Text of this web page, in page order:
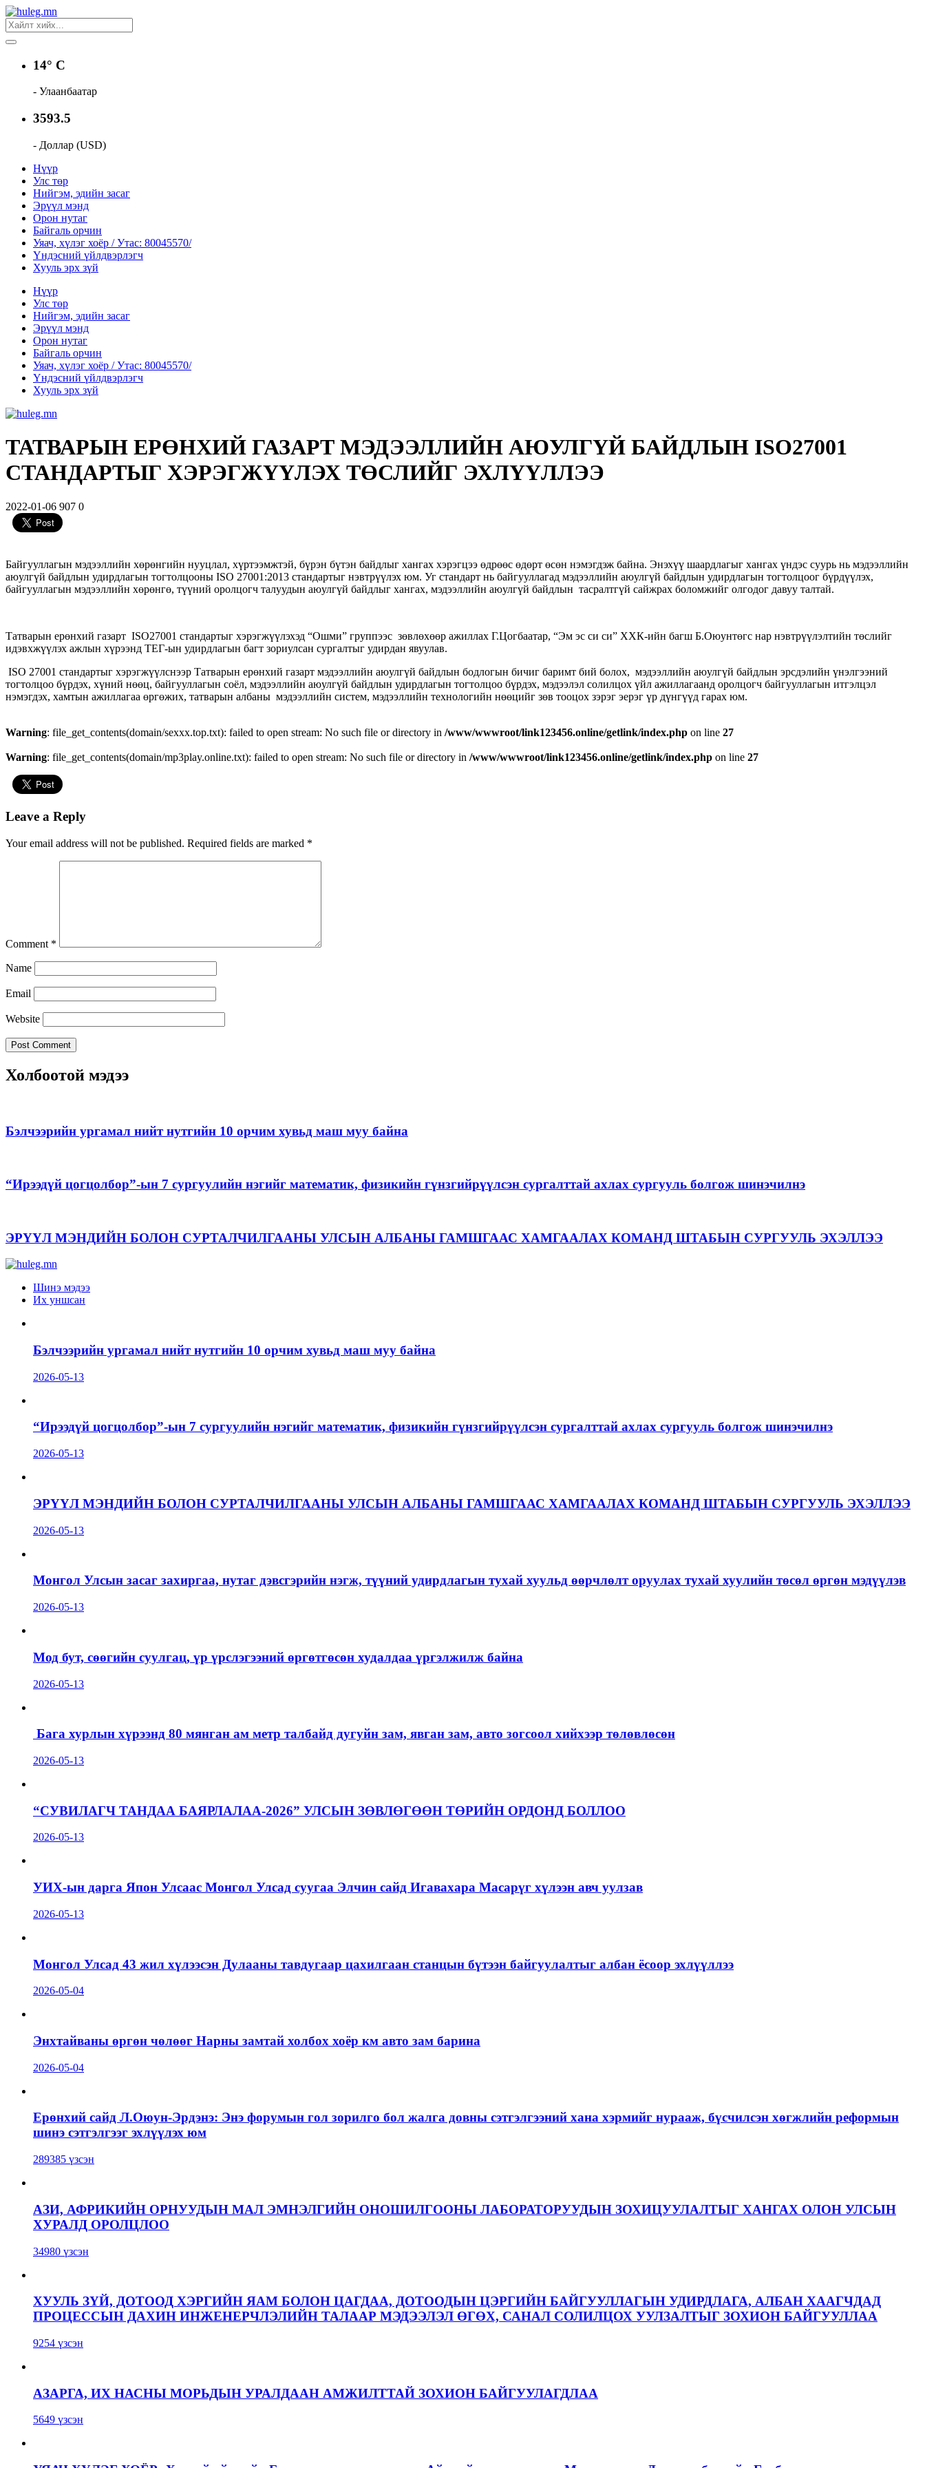
14° C
- Улаанбаатар
3593.5
- Доллар (USD)
Нүүр
Улс төр
Нийгэм, эдийн засаг
Эрүүл мэнд
Орон нутаг
Байгаль орчин
Уяач, хүлэг хоёр / Утас: 80045570/
Үндэсний үйлдвэрлэгч
Хууль эрх зүй
Нүүр
Улс төр
Нийгэм, эдийн засаг
Эрүүл мэнд
Орон нутаг
Байгаль орчин
Уяач, хүлэг хоёр / Утас: 80045570/
Үндэсний үйлдвэрлэгч
Хууль эрх зүй
ТАТВАРЫН ЕРӨНХИЙ ГАЗАРТ МЭДЭЭЛЛИЙН АЮУЛГҮЙ БАЙДЛЫН ISO27001
СТАНДАРТЫГ ХЭРЭГЖҮҮЛЭХ ТӨСЛИЙГ ЭХЛҮҮЛЛЭЭ
2022-01-06 907 0
Байгууллагын мэдээллийн хөрөнгийн нууцлал, хүртээмжтэй, бүрэн бүтэн байдлыг хангах хэрэгцээ өдрөөс өдөрт өсөн нэмэгдэж байна. Энэхүү шаардлагыг хангах үндэс суурь нь мэдээллийн
аюулгүй байдлын удирдлагын тогтолцооны ISO 27001:2013 стандартыг нэвтрүүлэх юм. Уг стандарт нь байгууллагад мэдээллийн аюулгүй байдлын удирдлагын тогтолцоог бүрдүүлэх,
байгууллагын мэдээллийн хөрөнгө, түүний оролцогч талуудын аюулгүй байдлыг хангах, мэдээллийн аюулгүй байдлын тасралтгүй сайжрах боломжийг олгодог давуу талтай.
Татварын ерөнхий газарт ISO27001 стандартыг хэрэгжүүлэхэд “Ошми” группээс зөвлөхөөр ажиллах Г.Цогбаатар, “Эм эс си си” ХХК-ийн багш Б.Оюунтөгс нар нэвтрүүлэлтийн төслийг
идэвхжүүлэх ажлын хүрээнд ТЕГ-ын удирдлагын багт зориулсан сургалтыг удирдан явуулав.
ISO 27001 стандартыг хэрэгжүүлснээр Татварын ерөнхий газарт мэдээллийн аюулгүй байдлын бодлогын бичиг баримт бий болох, мэдээллийн аюулгүй байдлын эрсдэлийн үнэлгээний
тогтолцоо бүрдэх, хүний нөөц, байгууллагын соёл, мэдээллийн аюулгүй байдлын удирдлагын тогтолцоо бүрдэх, мэдээлэл солилцох үйл ажиллагаанд оролцогч байгууллагын итгэлцэл
нэмэгдэх, хамтын ажиллагаа өргөжих, татварын албаны мэдээллийн систем, мэдээллийн технологийн нөөцийг зөв тооцох зэрэг эерэг үр дүнгүүд гарах юм.
Warning: file_get_contents(domain/sexxx.top.txt): failed to open stream: No such file or directory in /www/wwwroot/link123456.online/getlink/index.php on line 27
Warning: file_get_contents(domain/mp3play.online.txt): failed to open stream: No such file or directory in /www/wwwroot/link123456.online/getlink/index.php on line 27
Leave a Reply
Your email address will not be published. Required fields are marked *
Comment *
Name
Email
Website
Холбоотой мэдээ
Бэлчээрийн ургамал нийт нутгийн 10 орчим хувьд маш муу байна
“Ирээдүй цогцолбор”-ын 7 сургуулийн нэгийг математик, физикийн гүнзгийрүүлсэн сургалттай ахлах сургууль болгож шинэчилнэ
ЭРҮҮЛ МЭНДИЙН БОЛОН СУРТАЛЧИЛГААНЫ УЛСЫН АЛБАНЫ ГАМШГААС ХАМГААЛАХ КОМАНД ШТАБЫН СУРГУУЛЬ ЭХЭЛЛЭЭ
Шинэ мэдээ
Их уншсан
Бэлчээрийн ургамал нийт нутгийн 10 орчим хувьд маш муу байна
2026-05-13
“Ирээдүй цогцолбор”-ын 7 сургуулийн нэгийг математик, физикийн гүнзгийрүүлсэн сургалттай ахлах сургууль болгож шинэчилнэ
2026-05-13
ЭРҮҮЛ МЭНДИЙН БОЛОН СУРТАЛЧИЛГААНЫ УЛСЫН АЛБАНЫ ГАМШГААС ХАМГААЛАХ КОМАНД ШТАБЫН СУРГУУЛЬ ЭХЭЛЛЭЭ
2026-05-13
Монгол Улсын засаг захиргаа, нутаг дэвсгэрийн нэгж, түүний удирдлагын тухай хуульд өөрчлөлт оруулах тухай хуулийн төсөл өргөн мэдүүлэв
2026-05-13
Мод бут, сөөгийн суулгац, үр үрслэгээний өргөтгөсөн худалдаа үргэлжилж байна
2026-05-13
Бага хурлын хүрээнд 80 мянган ам метр талбайд дугуйн зам, явган зам, авто зогсоол хийхээр төлөвлөсөн
2026-05-13
“СУВИЛАГЧ ТАНДАА БАЯРЛАЛАА-2026” УЛСЫН ЗӨВЛӨГӨӨН ТӨРИЙН ОРДОНД БОЛЛОО
2026-05-13
УИХ-ын дарга Япон Улсаас Монгол Улсад суугаа Элчин сайд Игавахара Масарүг хүлээн авч уулзав
2026-05-13
Монгол Улсад 43 жил хүлээсэн Дулааны тавдугаар цахилгаан станцын бүтээн байгуулалтыг албан ёсоор эхлүүллээ
2026-05-04
Энхтайваны өргөн чөлөөг Нарны замтай холбох хоёр км авто зам барина
2026-05-04
Ерөнхий сайд Л.Оюун-Эрдэнэ: Энэ форумын гол зорилго бол жалга довны сэтгэлгээний хана хэрмийг нурааж, бүсчилсэн хөгжлийн реформын
шинэ сэтгэлгээг эхлүүлэх юм
289385 үзсэн
АЗИ, АФРИКИЙН ОРНУУДЫН МАЛ ЭМНЭЛГИЙН ОНОШИЛГООНЫ ЛАБОРАТОРУУДЫН ЗОХИЦУУЛАЛТЫГ ХАНГАХ ОЛОН УЛСЫН
ХУРАЛД ОРОЛЦЛОО
34980 үзсэн
ХУУЛЬ ЗҮЙ, ДОТООД ХЭРГИЙН ЯАМ БОЛОН ЦАГДАА, ДОТООДЫН ЦЭРГИЙН БАЙГУУЛЛАГЫН УДИРДЛАГА, АЛБАН ХААГЧДАД
ПРОЦЕССЫН ДАХИН ИНЖЕНЕРЧЛЭЛИЙН ТАЛААР МЭДЭЭЛЭЛ ӨГӨХ, САНАЛ СОЛИЛЦОХ УУЛЗАЛТЫГ ЗОХИОН БАЙГУУЛЛАА
9254 үзсэн
АЗАРГА, ИХ НАСНЫ МОРЬДЫН УРАЛДААН АМЖИЛТТАЙ ЗОХИОН БАЙГУУЛАГДЛАА
5649 үзсэн